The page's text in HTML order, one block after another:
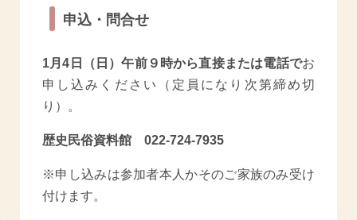
申込・問合せ
1月4日（日）午前９時から直接または電話でお
申し込みください（定員になり次第締め切
り）。
歴史民俗資料館 022-724-7935
※申し込みは参加者本人かそのご家族のみ受け
付けます。